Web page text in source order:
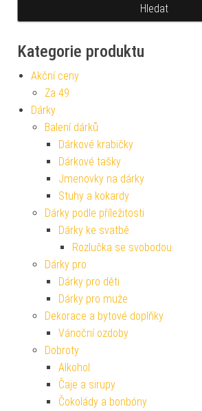
Kategorie produktu
Akční ceny
Za 49
Dárky
Balení dárků
Dárkové krabičky
Dárkové tašky
Jmenovky na dárky
Stuhy a kokardy
Dárky podle příležitosti
Dárky ke svatbě
Rozlučka se svobodou
Dárky pro
Dárky pro děti
Dárky pro muže
Dekorace a bytové doplňky
Vánoční ozdoby
Dobroty
Alkohol
Čaje a sirupy
Čokolády a bonbóny